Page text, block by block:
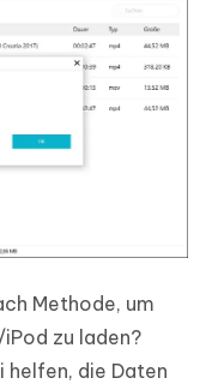
Methode, um
zu laden?
helfen, die Daten